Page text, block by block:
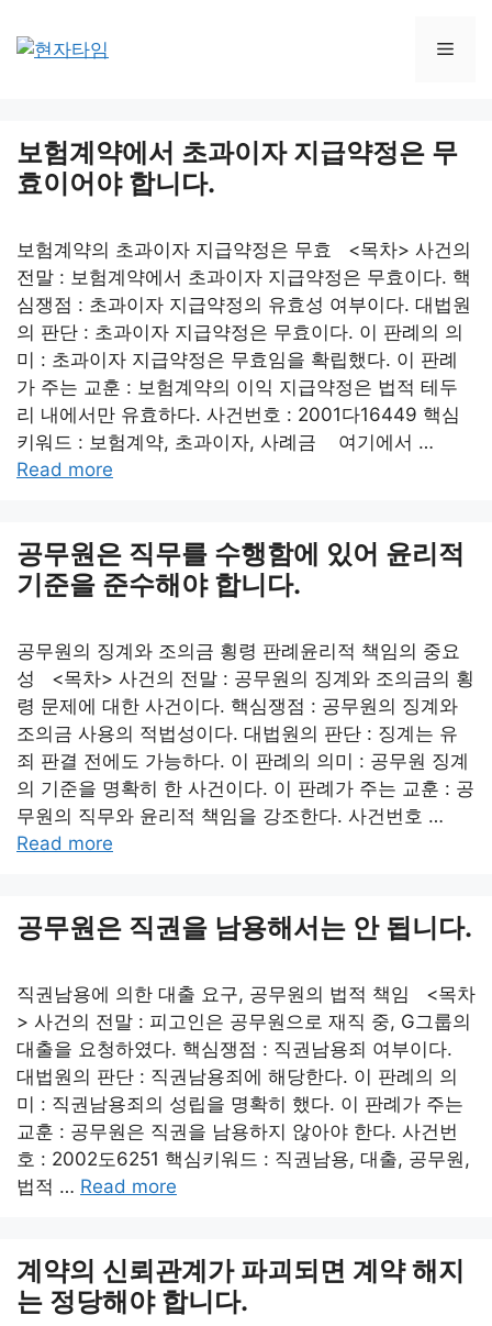
보험계약에서 초과이자 지급약정은 무
효이어야 합니다.
보험계약의 초과이자 지급약정은 무효 <목차> 사건의
전말 : 보험계약에서 초과이자 지급약정은 무효이다. 핵
심쟁점 : 초과이자 지급약정의 유효성 여부이다. 대법원
의 판단 : 초과이자 지급약정은 무효이다. 이 판례의 의
미 : 초과이자 지급약정은 무효임을 확립했다. 이 판례
가 주는 교훈 : 보험계약의 이익 지급약정은 법적 테두
리 내에서만 유효하다. 사건번호 : 2001다16449 핵심
키워드 : 보험계약, 초과이자, 사례금 여기에서 …
Read more
공무원은 직무를 수행함에 있어 윤리적
기준을 준수해야 합니다.
공무원의 징계와 조의금 횡령 판례윤리적 책임의 중요
성 <목차> 사건의 전말 : 공무원의 징계와 조의금의 횡
령 문제에 대한 사건이다. 핵심쟁점 : 공무원의 징계와
조의금 사용의 적법성이다. 대법원의 판단 : 징계는 유
죄 판결 전에도 가능하다. 이 판례의 의미 : 공무원 징계
의 기준을 명확히 한 사건이다. 이 판례가 주는 교훈 : 공
무원의 직무와 윤리적 책임을 강조한다. 사건번호 …
Read more
공무원은 직권을 남용해서는 안 됩니다.
직권남용에 의한 대출 요구, 공무원의 법적 책임 <목차
> 사건의 전말 : 피고인은 공무원으로 재직 중, G그룹의
대출을 요청하였다. 핵심쟁점 : 직권남용죄 여부이다.
대법원의 판단 : 직권남용죄에 해당한다. 이 판례의 의
미 : 직권남용죄의 성립을 명확히 했다. 이 판례가 주는
교훈 : 공무원은 직권을 남용하지 않아야 한다. 사건번
호 : 2002도6251 핵심키워드 : 직권남용, 대출, 공무원,
법적 … Read more
계약의 신뢰관계가 파괴되면 계약 해지
는 정당해야 합니다.